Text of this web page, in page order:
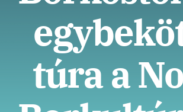
Helyszín
Támogatók
Jegyek
túra a